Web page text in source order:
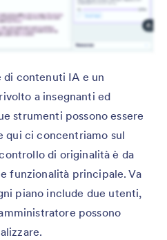
di contenuti IA e un
a insegnanti ed
strumenti possono essere
qui ci concentriamo sul
di originalità è da
funzionalità principale. Va
piano include due utenti,
possono